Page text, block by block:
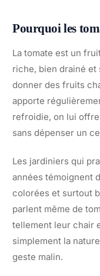
Pourquoi les
La tomate est un
riche, bien drainé
donner des fruits
apporte
refroidie, on lui
sans dépenser un
Les jardiniers qui
années témoignent
colorées et surtout
parlent même de
tellement leur chair
simplement la
geste malin.